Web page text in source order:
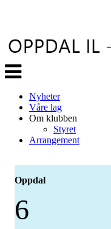
Veksle
navigasjon
Nyheter
Våre lag
Om klubben
Styret
Arrangement
Oppdal
6